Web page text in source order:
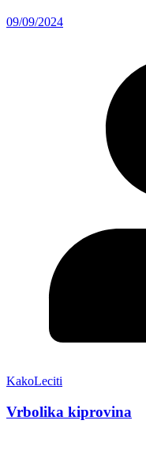
09/09/2024
KakoLeciti
Vrbolika kiprovina